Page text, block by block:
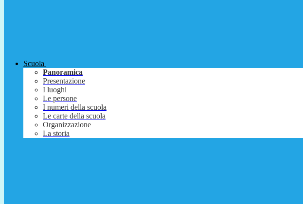
Scuola
Panoramica
Presentazione
I luoghi
Le persone
I numeri della scuola
Le carte della scuola
Organizzazione
La storia